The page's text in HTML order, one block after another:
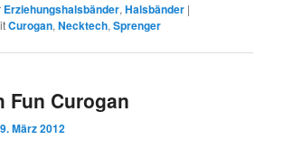
Erziehungshalsbänder,Halsbänder |
Curogan,Necktech,Sprenger
Fun Curogan
März 2012